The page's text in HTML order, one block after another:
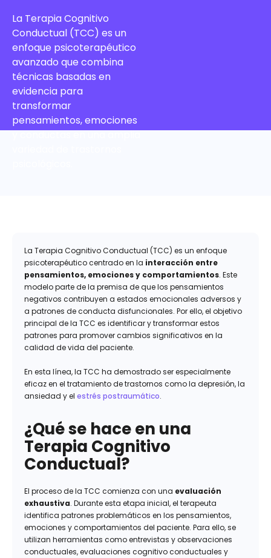
La Terapia Cognitivo
Conductual (TCC) es un
enfoque psicoterapéutico
avanzado que combina
técnicas basadas en
evidencia para
transformar
pensamientos, emociones
y conductas en una amplia
La Terapia Cognitivo Conductual (TCC) es un enfoque
psicoterapéutico centrado en la interacción entre
pensamientos, emociones y comportamientos. Este
modelo parte de la premisa de que los pensamientos
negativos contribuyen a estados emocionales adversos y
a patrones de conducta disfuncionales. Por ello, el objetivo
principal de la TCC es identificar y transformar estos
patrones para promover cambios significativos en la
calidad de vida del paciente.
En esta línea, la TCC ha demostrado ser especialmente
eficaz en el tratamiento de trastornos como la depresión, la
ansiedad y el estrés postraumático.
¿Qué se hace en una
Terapia Cognitivo
Conductual?
El proceso de la TCC comienza con una evaluación
exhaustiva. Durante esta etapa inicial, el terapeuta
identifica patrones problemáticos en los pensamientos,
emociones y comportamientos del paciente. Para ello, se
utilizan herramientas como entrevistas y observaciones
conductuales, evaluaciones cognitivo conductuales y